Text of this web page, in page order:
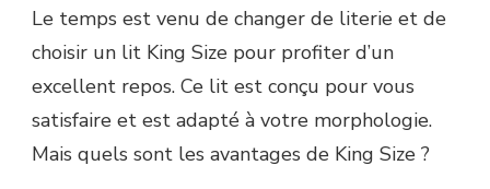
Le temps est venu de changer de literie et de
choisir un lit King Size pour profiter d’un
excellent repos. Ce lit est conçu pour vous
satisfaire et est adapté à votre morphologie.
Mais quels sont les avantages de King Size ?